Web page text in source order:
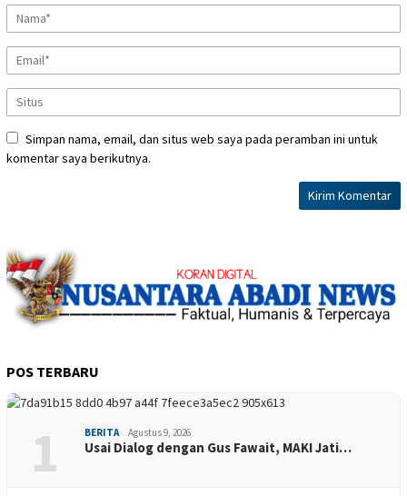
Simpan nama, email, dan situs web saya pada peramban ini untuk
komentar saya berikutnya.
POS TERBARU
1 BERITA Agustus 9, 2026
Usai Dialog dengan Gus Fawait, MAKI Jati…